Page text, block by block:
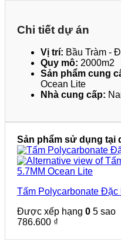
Chi tiết dự án
Vị trí: Bầu Tràm -
Quy mô: 2000m2
Sản phẩm cung
Ocean Lite
Nhà cung cấp:
Sản phẩm sử dụng tại
Tấm Polycarbonate Đặc
Được xếp hạng 0 5 sao
786.600 ₫